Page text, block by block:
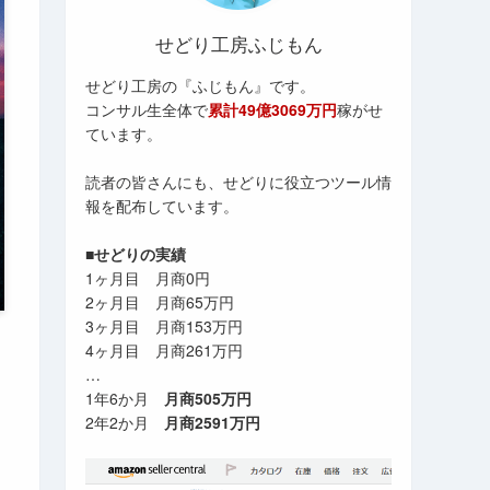
せどり工房ふじもん
せどり工房の『ふじもん』です。
コンサル生全体で累計49億3069万円稼がせ
ています。
読者の皆さんにも、せどりに役立つツール情
報を配布しています。
■せどりの実績
1ヶ月目 月商0円
2ヶ月目 月商65万円
3ヶ月目 月商153万円
4ヶ月目 月商261万円
…
1年6か月 月商505万円
2年2か月 月商2591万円